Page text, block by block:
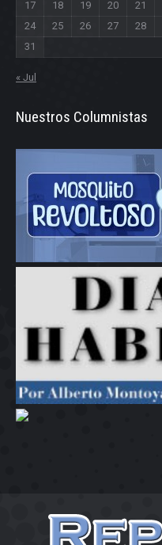
17
18 19 20 21
24
25 26 27 28
31
« Jul
Nuestros Columnistas